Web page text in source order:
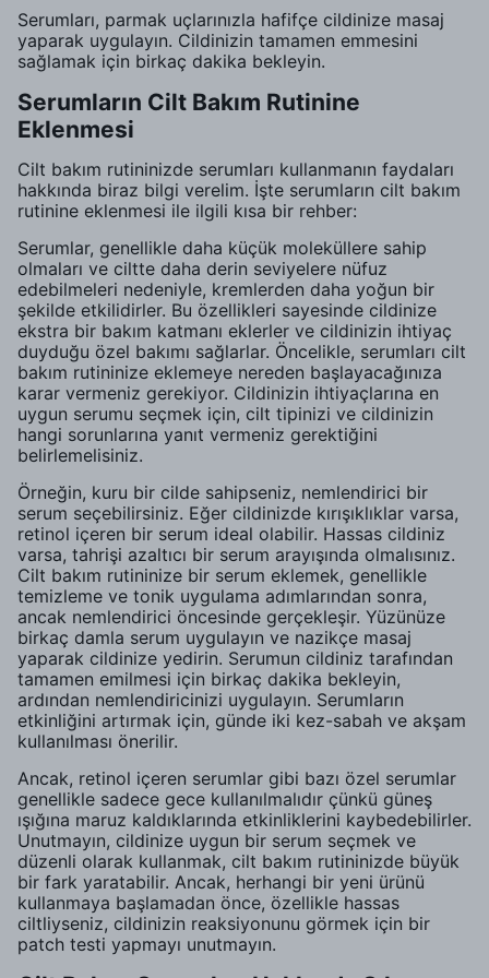
Serumları, parmak uçlarınızla hafifçe cildinize masaj
yaparak uygulayın. Cildinizin tamamen emmesini
sağlamak için birkaç dakika bekleyin.
Serumların Cilt Bakım Rutinine
Eklenmesi
Cilt bakım rutininizde serumları kullanmanın faydaları
hakkında biraz bilgi verelim. İşte serumların cilt bakım
rutinine eklenmesi ile ilgili kısa bir rehber:
Serumlar, genellikle daha küçük moleküllere sahip
olmaları ve ciltte daha derin seviyelere nüfuz
edebilmeleri nedeniyle, kremlerden daha yoğun bir
şekilde etkilidirler. Bu özellikleri sayesinde cildinize
ekstra bir bakım katmanı eklerler ve cildinizin ihtiyaç
duyduğu özel bakımı sağlarlar. Öncelikle, serumları cilt
bakım rutininize eklemeye nereden başlayacağınıza
karar vermeniz gerekiyor. Cildinizin ihtiyaçlarına en
uygun serumu seçmek için, cilt tipinizi ve cildinizin
hangi sorunlarına yanıt vermeniz gerektiğini
belirlemelisiniz.
Örneğin, kuru bir cilde sahipseniz, nemlendirici bir
serum seçebilirsiniz. Eğer cildinizde kırışıklıklar varsa,
retinol içeren bir serum ideal olabilir. Hassas cildiniz
varsa, tahrişi azaltıcı bir serum arayışında olmalısınız.
Cilt bakım rutininize bir serum eklemek, genellikle
temizleme ve tonik uygulama adımlarından sonra,
ancak nemlendirici öncesinde gerçekleşir. Yüzünüze
birkaç damla serum uygulayın ve nazikçe masaj
yaparak cildinize yedirin. Serumun cildiniz tarafından
tamamen emilmesi için birkaç dakika bekleyin,
ardından nemlendiricinizi uygulayın. Serumların
etkinliğini artırmak için, günde iki kez-sabah ve akşam
kullanılması önerilir.
Ancak, retinol içeren serumlar gibi bazı özel serumlar
genellikle sadece gece kullanılmalıdır çünkü güneş
ışığına maruz kaldıklarında etkinliklerini kaybedebilirler.
Unutmayın, cildinize uygun bir serum seçmek ve
düzenli olarak kullanmak, cilt bakım rutininizde büyük
bir fark yaratabilir. Ancak, herhangi bir yeni ürünü
kullanmaya başlamadan önce, özellikle hassas
ciltliyseniz, cildinizin reaksiyonunu görmek için bir
patch testi yapmayı unutmayın.